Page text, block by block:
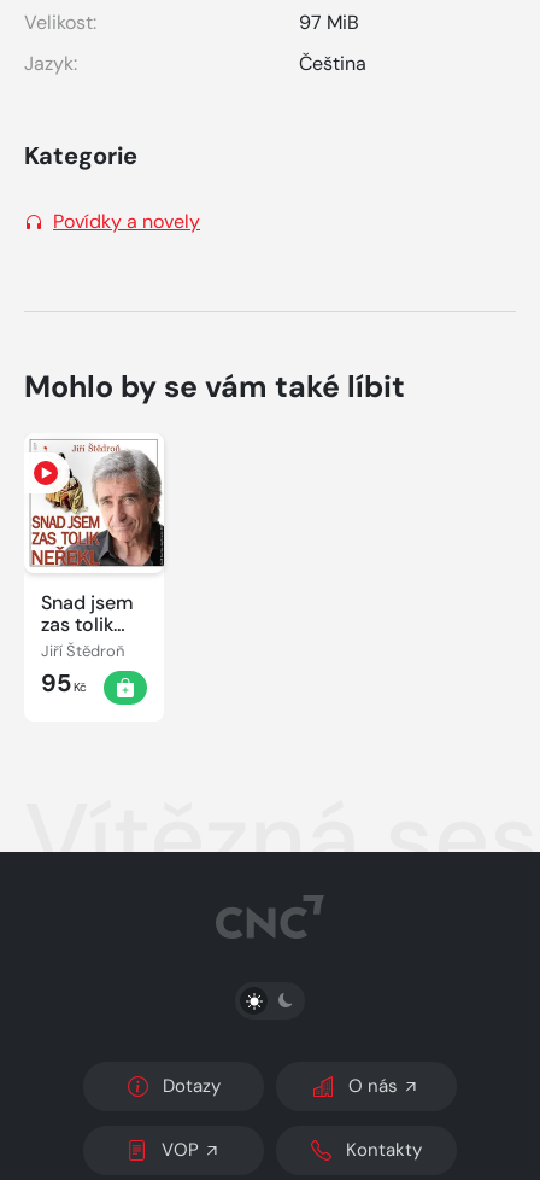
Velikost:
97 MiB
Jazyk:
Čeština
Kategorie
Povídky a novely
Mohlo by se vám také líbit
Snad jsem
zas tolik
neřekl
Jiří Štědroň
95Kč
Vítězná
PŘEPNOUT SVĚTLÝ/TMAVÝ REŽIM
Dotazy O nás
VOP Kontakty